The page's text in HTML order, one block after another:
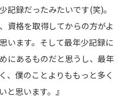
記録だったみたいです(笑)。
資格を取得してからの方がよ
います。そして最年少記録に
にあるものだと思うし、最年
、僕のことよりももっと多く
と思います。』